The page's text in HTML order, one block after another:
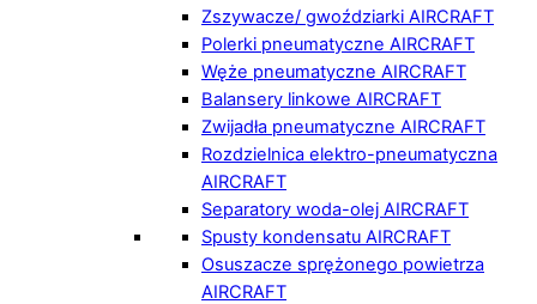
Zszywacze/ gwoździarki AIRCRAFT
Polerki pneumatyczne AIRCRAFT
Węże pneumatyczne AIRCRAFT
Balansery linkowe AIRCRAFT
Zwijadła pneumatyczne AIRCRAFT
Rozdzielnica elektro-pneumatyczna
AIRCRAFT
Separatory woda-olej AIRCRAFT
Spusty kondensatu AIRCRAFT
Osuszacze sprężonego powietrza
AIRCRAFT